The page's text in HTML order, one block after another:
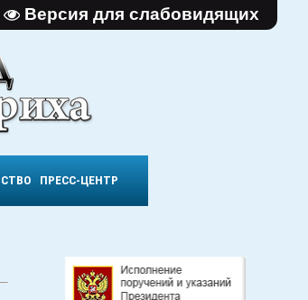
Версия для слабовидящих
ПРЕСС-ЦЕНТР